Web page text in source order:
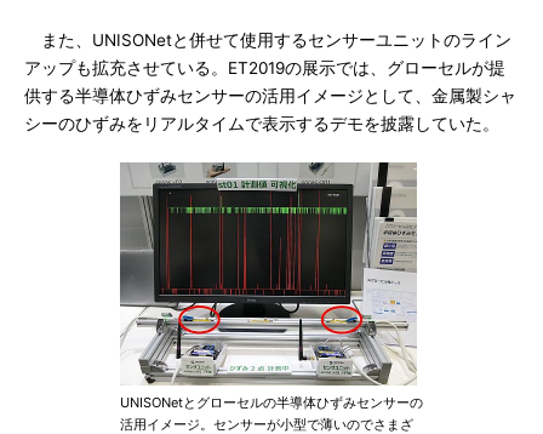
また、UNISONetと併せて使用するセンサーユニットのライン
アップも拡充させている。ET2019の展示では、グローセルが提
供する半導体ひずみセンサーの活用イメージとして、金属製シャ
シーのひずみをリアルタイムで表示するデモを披露していた。
UNISONetとグローセルの半導体ひずみセンサーの
活用イメージ。センサーが小型で薄いのでさまざ